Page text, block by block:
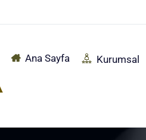
Ana Sayfa Kurumsal